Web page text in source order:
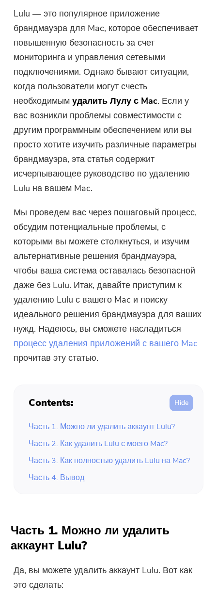
Бесплатный фотокомпрессор
Бесплатный PDF Compressor
Lulu — это популярное приложение
брандмауэра для Mac, которое обеспечивает
повышенную безопасность за счет
мониторинга и управления сетевыми
подключениями. Однако бывают ситуации,
когда пользователи могут счесть
необходимымудалить Лулу с Mac. Если у
вас возникли проблемы совместимости с
другим программным обеспечением или вы
просто хотите изучить различные параметры
брандмауэра, эта статья содержит
исчерпывающее руководство по удалению
Lulu на вашем Mac.
Мы проведем вас через пошаговый процесс,
обсудим потенциальные проблемы, с
которыми вы можете столкнуться, и изучим
альтернативные решения брандмауэра,
чтобы ваша система оставалась безопасной
даже без Lulu. Итак, давайте приступим к
удалению Lulu с вашего Mac и поиску
идеального решения брандмауэра для ваших
нужд. Надеюсь, вы сможете насладиться
процесс удаления приложений с вашего Mac
прочитав эту статью.
Contents:
Часть 1. Можно ли удалить аккаунт Lulu?
Часть 2. Как удалить Lulu с моего Mac?
Часть 3. Как полностью удалить Lulu на Mac?
Часть 4. Вывод
Часть 1. Можно ли удалить
аккаунт Lulu?
Да, вы можете удалить аккаунт Lulu. Вот как
это сделать: